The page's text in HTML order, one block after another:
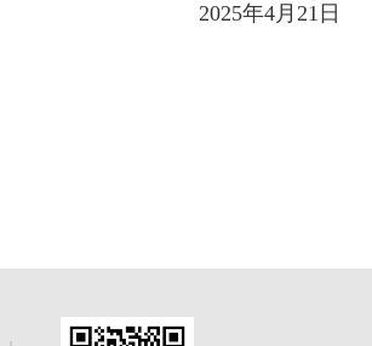
2025年4月 21 日